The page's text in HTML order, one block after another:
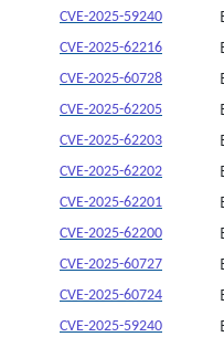
CVE-2025-59240
CVE-2025-62216
CVE-2025-60728
CVE-2025-62205
CVE-2025-62203
CVE-2025-62202
CVE-2025-62201
CVE-2025-62200
CVE-2025-60727
CVE-2025-60724
CVE-2025-59240